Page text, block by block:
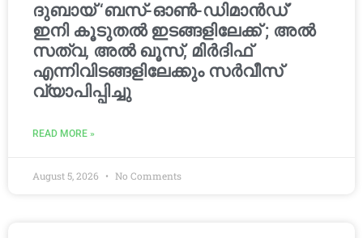
ദുബായ് ‘ബസ്-ഓൺ-ഡിമാൻഡ്’
ഇനി കൂടുതൽ ഇടങ്ങളിലേക്ക് ; അൽ
സത്വ, അൽ ഖൂസ്, മിർദിഫ്
എന്നിവിടങ്ങളിലേക്കും സർവീസ്
വ്യാപിപ്പിച്ചു
READ MORE »
August 5, 2026 No Comments